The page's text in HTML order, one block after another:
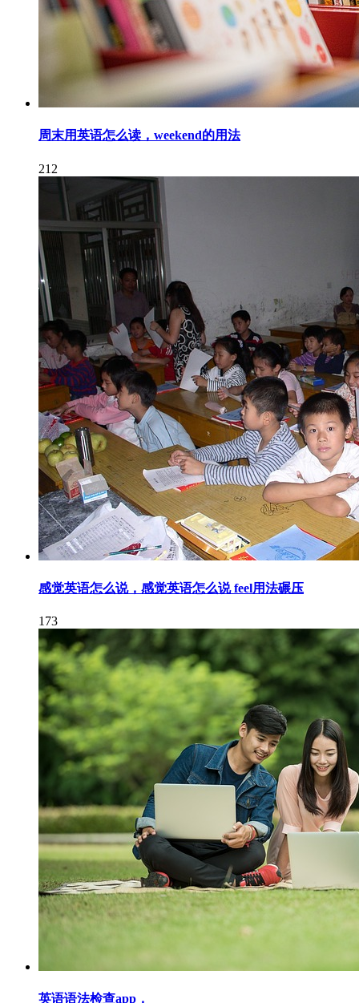
周末用英语怎么读，weekend的用法
212
感觉英语怎么说，感觉英语怎么说 feel用法碾压
173
英语语法检查app，